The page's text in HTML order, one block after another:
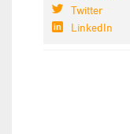
Twitter
LinkedIn